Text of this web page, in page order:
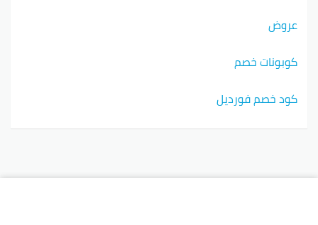
عروض
كوبونات خصم
كود خصم فورديل